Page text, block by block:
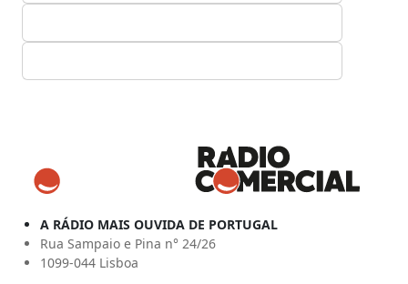
A RÁDIO MAIS OUVIDA DE PORTUGAL
Rua Sampaio e Pina n° 24/26
1099-044 Lisboa